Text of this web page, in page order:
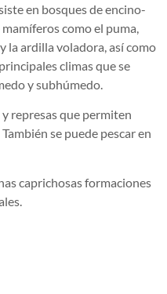
en bosques de encino-
como el puma,
y la ardilla voladora, así como
climas que se
y subhúmedo.
represas que permiten
se puede pescar en
caprichosas formaciones